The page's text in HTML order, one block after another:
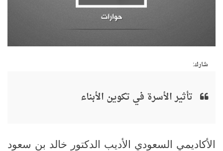
شارك:
تأثير الأسرة في تكوين الأبناء
الأكاديمي السعودي الأديب الدكتور خالد بن سعود